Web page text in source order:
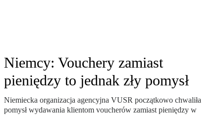
Niemcy: Vouchery zamiast
pieniędzy to jednak zły pomysł
Niemiecka organizacja agencyjna VUSR początkowo chwaliła
pomysł wydawania klientom voucherów zamiast pieniędzy w